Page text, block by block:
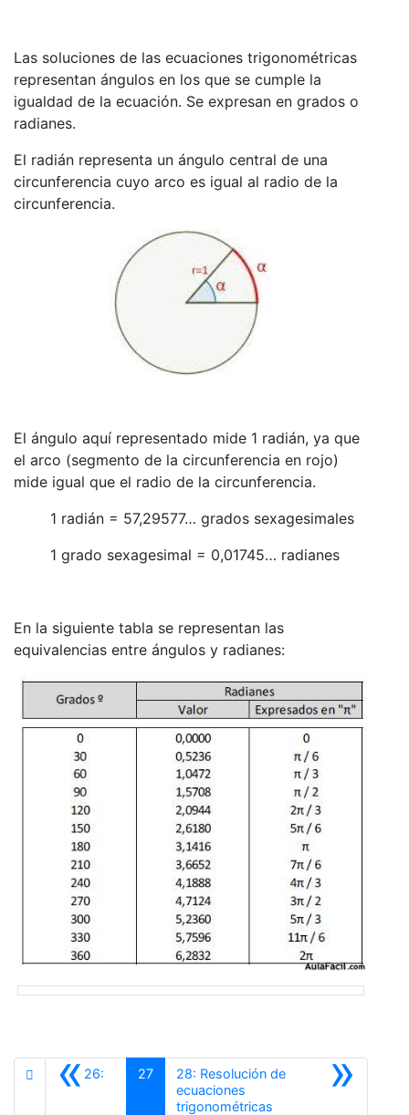
Las soluciones de las ecuaciones trigonométricas
representan ángulos en los que se cumple la
igualdad de la ecuación. Se expresan en grados o
radianes.
El radián representa un ángulo central de una
circunferencia cuyo arco es igual al radio de la
circunferencia.
El ángulo aquí representado mide 1 radián, ya que
el arco (segmento de la circunferencia en rojo)
mide igual que el radio de la circunferencia.
1 radián = 57,29577… grados sexagesimales
1 grado sexagesimal = 0,01745… radianes
En la siguiente tabla se representan las
equivalencias entre ángulos y radianes:
«26: 27 »
28: Resolución de
ecuaciones
trigonométricas